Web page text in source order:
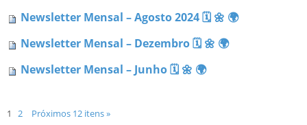
Newsletter Mensal – Agosto 2024 🗓 🌼 🌍
Newsletter Mensal – Dezembro 🗓 🌼 🌍
Newsletter Mensal – Junho 🗓 🌼 🌍
Próximos 12 itens »
1 2